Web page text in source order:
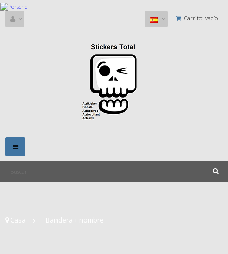
Carrito: vacío
Navegación
Toggle
Casa > Bandera + nombre